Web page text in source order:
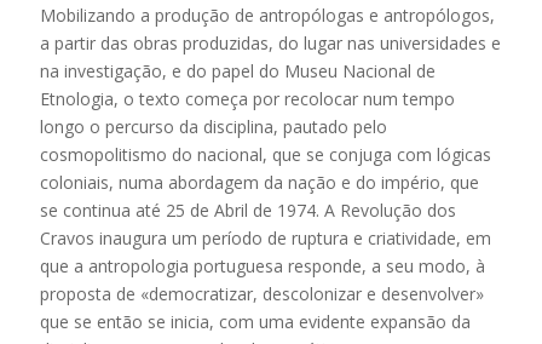
Mobilizando a produção de antropólogas e antropólogos,
a partir das obras produzidas, do lugar nas universidades e
na investigação, e do papel do Museu Nacional de
Etnologia, o texto começa por recolocar num tempo
longo o percurso da disciplina, pautado pelo
cosmopolitismo do nacional, que se conjuga com lógicas
coloniais, numa abordagem da nação e do império, que
se continua até 25 de Abril de 1974. A Revolução dos
Cravos inaugura um período de ruptura e criatividade, em
que a antropologia portuguesa responde, a seu modo, à
proposta de «democratizar, descolonizar e desenvolver»
que se então se inicia, com uma evidente expansão da